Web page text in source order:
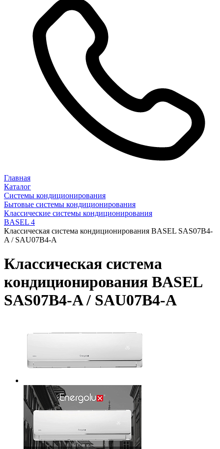
Главная
Каталог
Системы кондиционирования
Бытовые системы кондиционирования
Классические системы кондиционирования
BASEL 4
Классическая система кондиционирования BASEL SAS07B4-
A / SAU07B4-A
Классическая система
кондиционирования BASEL
SAS07B4-A / SAU07B4-A